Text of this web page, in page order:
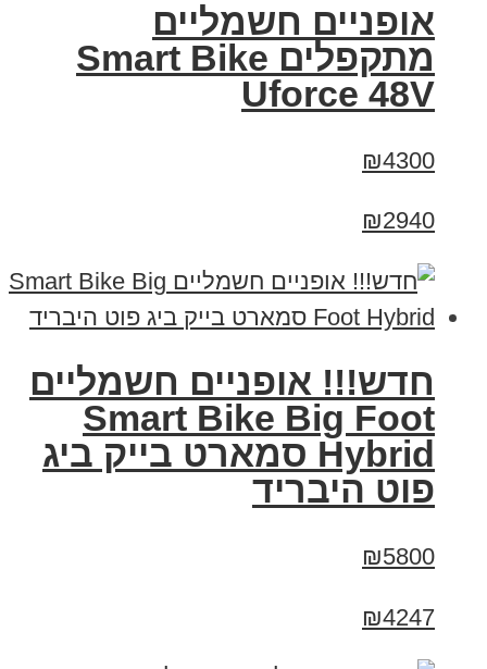
אופניים חשמליים
מתקפלים Smart Bike
Uforce 48V
₪4300
₪2940
חדש!!! אופניים חשמליים
Smart Bike Big Foot
Hybrid סמארט בייק ביג
פוט היבריד
₪5800
₪4247